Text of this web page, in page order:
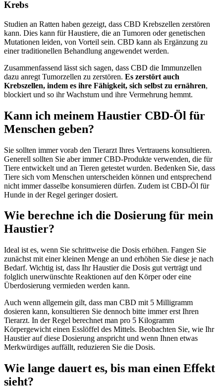
Krebs
Studien an Ratten haben gezeigt, dass CBD Krebszellen zerstören
kann. Dies kann für Haustiere, die an Tumoren oder genetischen
Mutationen leiden, von Vorteil sein. CBD kann als Ergänzung zu
einer traditionellen Behandlung angewendet werden.
Zusammenfassend lässt sich sagen, dass CBD die Immunzellen
dazu anregt Tumorzellen zu zerstören. Es zerstört auch
Krebszellen, indem es ihre Fähigkeit, sich selbst zu ernähren,
blockiert und so ihr Wachstum und ihre Vermehrung hemmt.
Kann ich meinem Haustier CBD-Öl für
Menschen geben?
Sie sollten immer vorab den Tierarzt Ihres Vertrauens konsultieren.
Generell sollten Sie aber immer CBD-Produkte verwenden, die für
Tiere entwickelt und an Tieren getestet wurden. Bedenken Sie, dass
Tiere sich vom Menschen unterscheiden können und entsprechend
nicht immer dasselbe konsumieren dürfen. Zudem ist CBD-Öl für
Hunde in der Regel geringer dosiert.
Wie berechne ich die Dosierung für mein
Haustier?
Ideal ist es, wenn Sie schrittweise die Dosis erhöhen. Fangen Sie
zunächst mit einer kleinen Menge an und erhöhen Sie diese je nach
Bedarf. Wichtig ist, dass Ihr Haustier die Dosis gut verträgt und
folglich unerwünschte Reaktionen auf den Körper oder eine
Überdosierung vermieden werden kann.
Auch wenn allgemein gilt, dass man CBD mit 5 Milligramm
dosieren kann, konsultieren Sie dennoch bitte immer erst Ihren
Tierarzt. In der Regel berechnet man pro 5 Kilogramm
Körpergewicht einen Esslöffel des Mittels. Beobachten Sie, wie Ihr
Haustier auf diese Dosierung anspricht und wenn Ihnen etwas
Merkwürdiges auffällt, reduzieren Sie die Dosis.
Wie lange dauert es, bis man einen Effekt
sieht?